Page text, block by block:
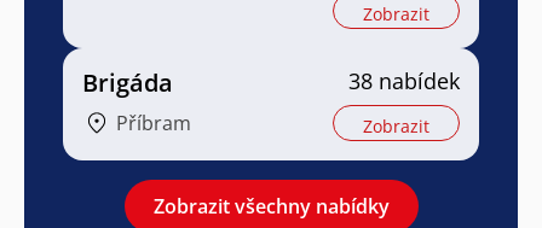
Zobrazit
Brigáda
Příbram
38 nabídek
Zobrazit
Zobrazit všechny nabídky